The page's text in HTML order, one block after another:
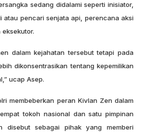
sedang didalami seperti inisiator,
atau pencari senjata api, perencana aksi
dalam kejahatan tersebut tetapi pada
dikonsentrasikan tentang kepemilikan
ucap Asep.
membeberkan peran Kivlan Zen dalam
tokoh nasional dan satu pimpinan
disebut sebagai pihak yang memberi